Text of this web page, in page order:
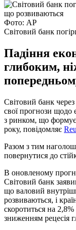
Фото: AP
Світовий банк
Падіння
глибоким,
Світовий банк
свої прогнози щодо
з ринком, що
року, повідомляє
Разом з тим
повернутися до
В оновленому
Світовий банк
що валовий
розвиваються, і
скоротиться на 2,8%
зниженням рецесія